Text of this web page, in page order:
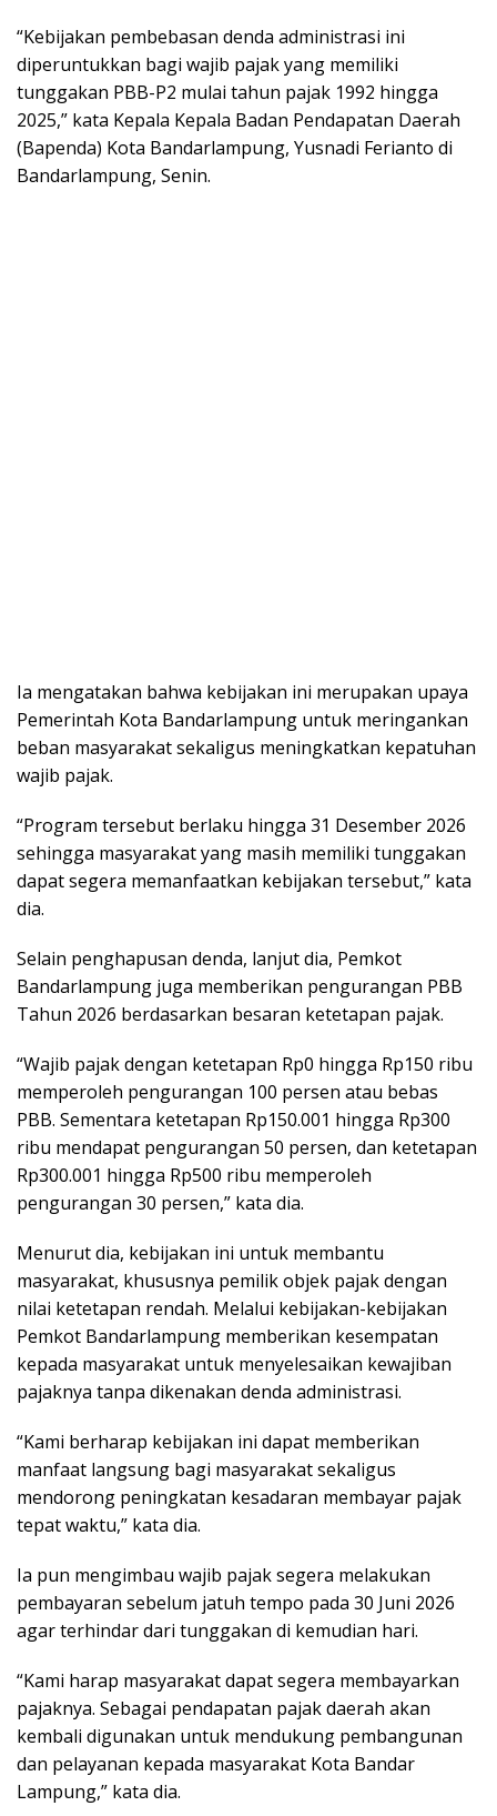
“Kebijakan pembebasan denda administrasi ini
diperuntukkan bagi wajib pajak yang memiliki
tunggakan PBB-P2 mulai tahun pajak 1992 hingga
2025,” kata Kepala Kepala Badan Pendapatan Daerah
(Bapenda) Kota Bandarlampung, Yusnadi Ferianto di
Bandarlampung, Senin.
Ia mengatakan bahwa kebijakan ini merupakan upaya
Pemerintah Kota Bandarlampung untuk meringankan
beban masyarakat sekaligus meningkatkan kepatuhan
wajib pajak.
“Program tersebut berlaku hingga 31 Desember 2026
sehingga masyarakat yang masih memiliki tunggakan
dapat segera memanfaatkan kebijakan tersebut,” kata
dia.
Selain penghapusan denda, lanjut dia, Pemkot
Bandarlampung juga memberikan pengurangan PBB
Tahun 2026 berdasarkan besaran ketetapan pajak.
“Wajib pajak dengan ketetapan Rp0 hingga Rp150 ribu
memperoleh pengurangan 100 persen atau bebas
PBB. Sementara ketetapan Rp150.001 hingga Rp300
ribu mendapat pengurangan 50 persen, dan ketetapan
Rp300.001 hingga Rp500 ribu memperoleh
pengurangan 30 persen,” kata dia.
Menurut dia, kebijakan ini untuk membantu
masyarakat, khususnya pemilik objek pajak dengan
nilai ketetapan rendah. Melalui kebijakan-kebijakan
Pemkot Bandarlampung memberikan kesempatan
kepada masyarakat untuk menyelesaikan kewajiban
pajaknya tanpa dikenakan denda administrasi.
“Kami berharap kebijakan ini dapat memberikan
manfaat langsung bagi masyarakat sekaligus
mendorong peningkatan kesadaran membayar pajak
tepat waktu,” kata dia.
Ia pun mengimbau wajib pajak segera melakukan
pembayaran sebelum jatuh tempo pada 30 Juni 2026
agar terhindar dari tunggakan di kemudian hari.
“Kami harap masyarakat dapat segera membayarkan
pajaknya. Sebagai pendapatan pajak daerah akan
kembali digunakan untuk mendukung pembangunan
dan pelayanan kepada masyarakat Kota Bandar
Lampung,” kata dia.